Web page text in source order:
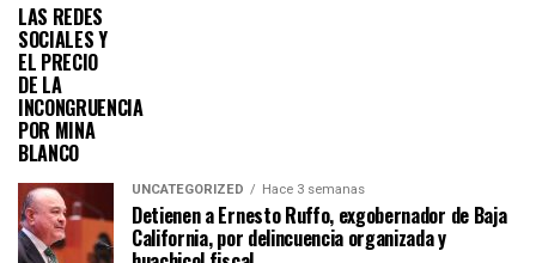
LAS REDES
SOCIALES Y
EL PRECIO
DE LA
INCONGRUENCIA
POR MINA
BLANCO
UNCATEGORIZED Hace 3 semanas
Detienen a Ernesto Ruffo, exgobernador de Baja
California, por delincuencia organizada y